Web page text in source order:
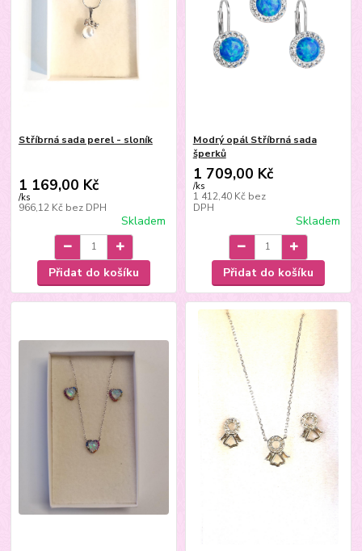
Stříbrná sada perel - sloník
1 169,00 Kč
/ks
966,12 Kč bez DPH
Skladem
Přidat do košíku
Modrý opál Stříbrná sada
šperků
1 709,00 Kč
/ks
1 412,40 Kč bez
DPH
Skladem
Přidat do košíku